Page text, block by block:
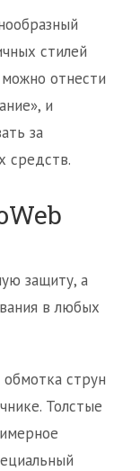
стилей
отнести
и
за
средств.
защиту, а
в любых
струн
Толстые